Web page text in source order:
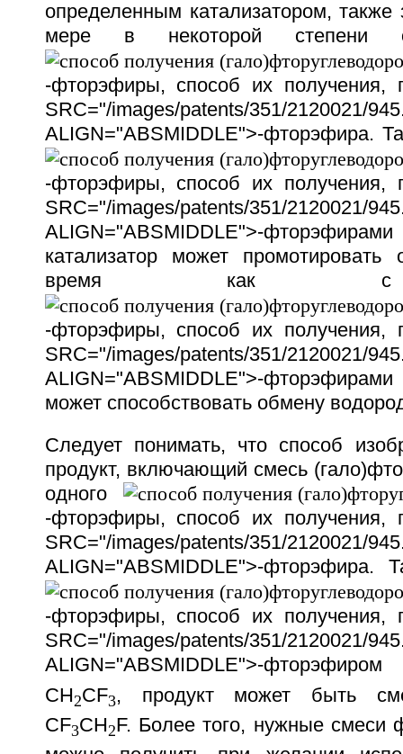
определенным катализатором,
мере в некоторой степени
-фторэфиры, способ их
SRC="/images/patents/351/2120021/
ALIGN="ABSMIDDLE">-фторэфира.
-фторэфиры, способ их
SRC="/images/patents/351/2120021/
ALIGN="ABSMIDDLE">-
катализатор может
время как с
-фторэфиры, способ их
SRC="/images/patents/351/2120021/
ALIGN="ABSMIDDLE">-фторэфирами
может способствовать обмену
Следует понимать, что способ
продукт, включающий смесь
одного
-фторэфиры, способ их
SRC="/images/patents/351/2120021/
ALIGN="ABSMIDDLE">-фторэфира.
-фторэфиры, способ их
SRC="/images/patents/351/2120021/
ALIGN="ABSMIDDLE">-
CH2CF3, продукт может быть
CF3CH2F. Более того, нужные смеси